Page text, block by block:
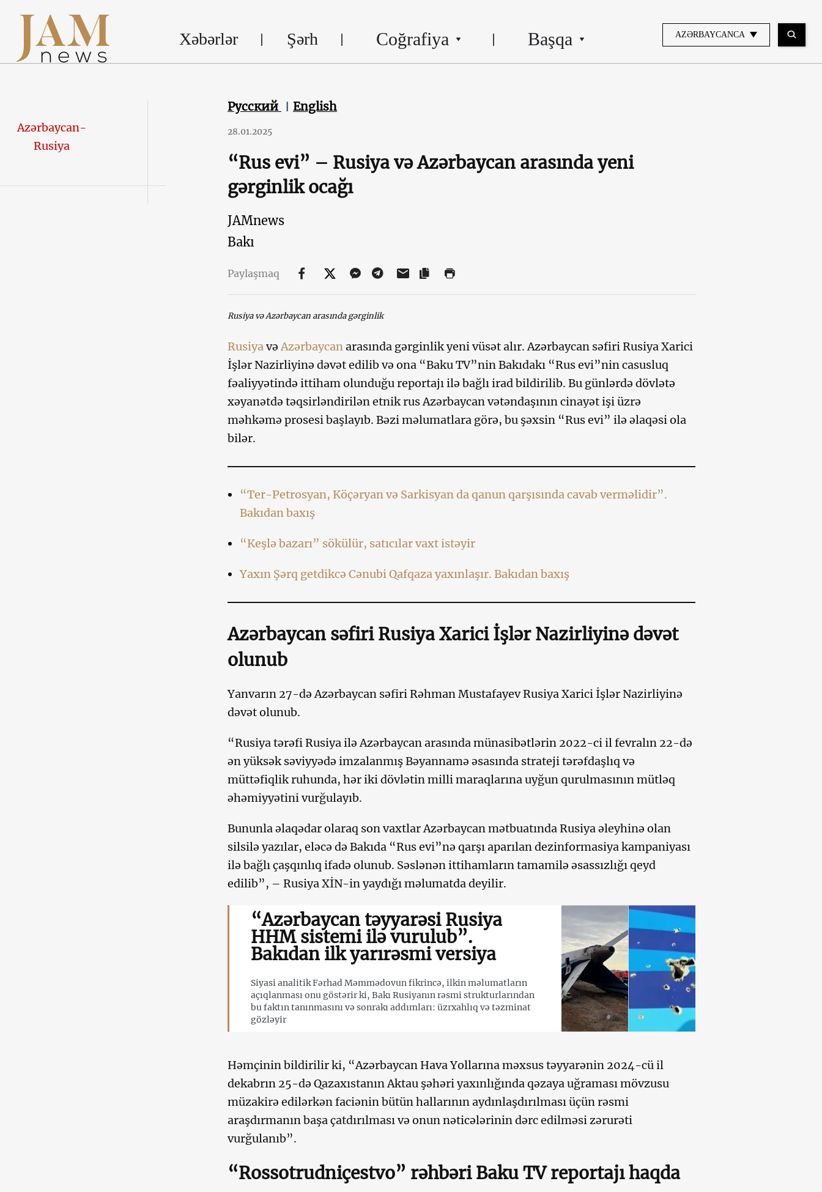
Xəbərlər Şərh Coğrafiya Başqa AZƏRBAYCANCA
Azərbaycan-
Rusiya
Русский English
28.01.2025
“Rus evi” – Rusiya və Azərbaycan arasında yeni
gərginlik ocağı
JAMnews
Bakı
Paylaşmaq
Rusiya və Azərbaycan arasında gərginlik
RusiyavəAzərbaycanarasında gərginlik yeni vüsət alır. Azərbaycan səfiri Rusiya Xarici
İşlər Nazirliyinə dəvət edilib və ona “Baku TV”nin Bakıdakı “Rus evi”nin casusluq
fəaliyyətində ittiham olunduğu reportajı ilə bağlı irad bildirilib. Bu günlərdə dövlətə
xəyanətdə təqsirləndirilən etnik rus Azərbaycan vətəndaşının cinayət işi üzrə
məhkəmə prosesi başlayıb. Bəzi məlumatlara görə, bu şəxsin “Rus evi” ilə əlaqəsi ola
bilər.
“Ter-Petrosyan, Köçəryan və Sarkisyan da qanun qarşısında cavab verməlidir”.
Bakıdan baxış
“Keşlə bazarı” sökülür, satıcılar vaxt istəyir
Yaxın Şərq getdikcə Cənubi Qafqaza yaxınlaşır. Bakıdan baxış
Azərbaycan səfiri Rusiya Xarici İşlər Nazirliyinə dəvət
olunub
Yanvarın 27-də Azərbaycan səfiri Rəhman Mustafayev Rusiya Xarici İşlər Nazirliyinə
dəvət olunub.
“Rusiya tərəfi Rusiya ilə Azərbaycan arasında münasibətlərin 2022-ci il fevralın 22-də
ən yüksək səviyyədə imzalanmış Bəyannamə əsasında strateji tərəfdaşlıq və
müttəfiqlik ruhunda, hər iki dövlətin milli maraqlarına uyğun qurulmasının mütləq
əhəmiyyətini vurğulayıb.
Bununla əlaqədar olaraq son vaxtlar Azərbaycan mətbuatında Rusiya əleyhinə olan
silsilə yazılar, eləcə də Bakıda “Rus evi”nə qarşı aparılan dezinformasiya kampaniyası
ilə bağlı çaşqınlıq ifadə olunub. Səslənən ittihamların tamamilə əsassızlığı qeyd
edilib”, – Rusiya XİN-in yaydığı məlumatda deyilir.
“Azərbaycan təyyarəsi Rusiya
HHM sistemi ilə vurulub”.
Bakıdan ilk yarırəsmi versiya
Siyasi analitik Fərhad Məmmədovun fikrincə, ilkin məlumatların
açıqlanması onu göstərir ki, Bakı Rusiyanın rəsmi strukturlarından
bu faktın tanınmasını və sonrakı addımları: üzrxahlıq və təzminat
gözləyir
Həmçinin bildirilir ki, “Azərbaycan Hava Yollarına məxsus təyyarənin 2024-cü il
dekabrın 25-də Qazaxıstanın Aktau şəhəri yaxınlığında qəzaya uğraması mövzusu
müzakirə edilərkən faciənin bütün hallarının aydınlaşdırılması üçün rəsmi
araşdırmanın başa çatdırılması və onun nəticələrinin dərc edilməsi zərurəti
vurğulanıb”.
“Rossotrudniçestvo” rəhbəri Baku TV reportajı haqda